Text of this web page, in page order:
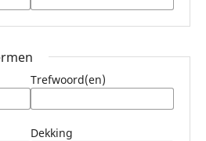
Trefwoord(en)
Dekking